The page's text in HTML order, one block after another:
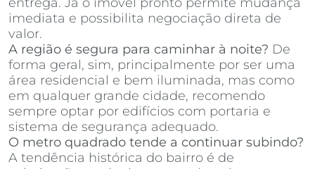
imediata e possibilita negociação direta de
valor.
A região é segura para caminhar à noite? De
forma geral, sim, principalmente por ser uma
área residencial e bem iluminada, mas como
em qualquer grande cidade, recomendo
sempre optar por edifícios com portaria e
sistema de segurança adequado.
O metro quadrado tende a continuar subindo?
A tendência histórica do bairro é de